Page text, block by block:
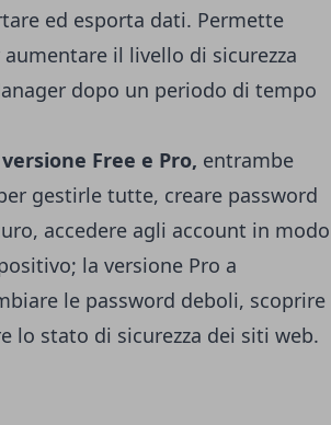
ed esporta dati. Permette
il livello di sicurezza
dopo un periodo di tempo
versione Free e Pro, entrambe
gestirle tutte, creare password
accedere agli account in modo
la versione Pro a
le password deboli, scoprire
lo stato di sicurezza dei siti web.